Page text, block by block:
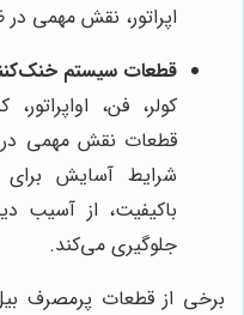
اپراتور، نقش مهمی
قطعات سیستم
کولر، فن،
قطعات نقش مهمی در
شرایط آسایش برای
باکیفیت، از آسیب
جلوگیری می‌کند.
برخی از قطعات پرمصرف بیل